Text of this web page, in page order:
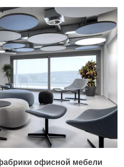
опыт использования.В
к офисной мебели были […]
офисной мебели